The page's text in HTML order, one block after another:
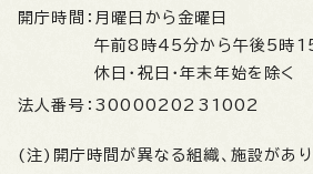
開庁時間： 月曜日から金曜日
午前8時45分から午後5時
休日・祝日・年末年始を除く
法人番号： 3000020231002
(注)開庁時間が異なる組織、施設があ